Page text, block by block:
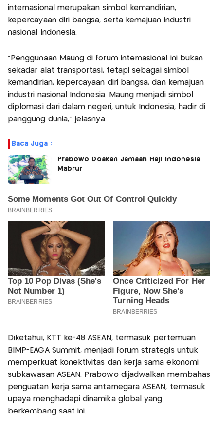
internasional merupakan simbol kemandirian,
kepercayaan diri bangsa, serta kemajuan industri
nasional Indonesia.
“Penggunaan Maung di forum internasional ini bukan
sekadar alat transportasi, tetapi sebagai simbol
kemandirian, kepercayaan diri bangsa, dan kemajuan
industri nasional Indonesia. Maung menjadi simbol
diplomasi dari dalam negeri, untuk Indonesia, hadir di
panggung dunia,” jelasnya.
Baca Juga :
Prabowo Doakan Jamaah Haji Indonesia
Mabrur
Diketahui, KTT ke-48 ASEAN, termasuk pertemuan
BIMP-EAGA Summit, menjadi forum strategis untuk
memperkuat konektivitas dan kerja sama ekonomi
subkawasan ASEAN. Prabowo dijadwalkan membahas
penguatan kerja sama antarnegara ASEAN, termasuk
upaya menghadapi dinamika global yang
berkembang saat ini.